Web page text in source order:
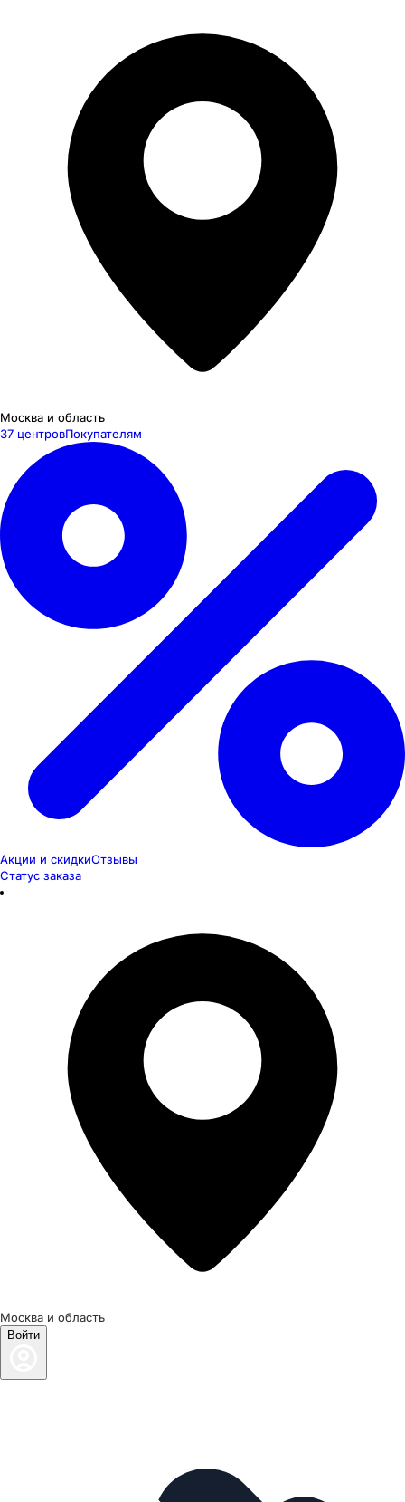
Москва и область
37 центровПокупателям
Акции и скидкиОтзывы
Статус заказа
Москва и область
Войти